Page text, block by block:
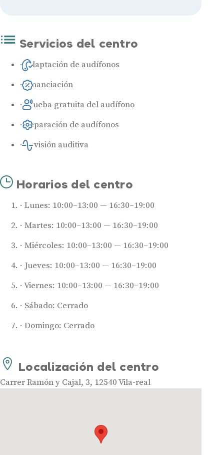
Servicios del centro
Adaptación de audífonos
Financiación
Prueba gratuita del audífono
Reparación de audífonos
Revisión auditiva
Horarios del centro
Lunes: 10:00–13:00 — 16:30–19:00
Martes: 10:00–13:00 — 16:30–19:00
Miércoles: 10:00–13:00 — 16:30–19:00
Jueves: 10:00–13:00 — 16:30–19:00
Viernes: 10:00–13:00 — 16:30–19:00
Sábado: Cerrado
Domingo: Cerrado
Localización del centro
Carrer Ramón y Cajal, 3, 12540 Vila-real
Audífonos
Audífonos baratos
Audífonos invisibles
Audífonos potentes
Audífonos recargables